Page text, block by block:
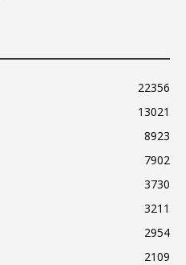
22356
13021
8923
7902
3730
3211
2954
2109